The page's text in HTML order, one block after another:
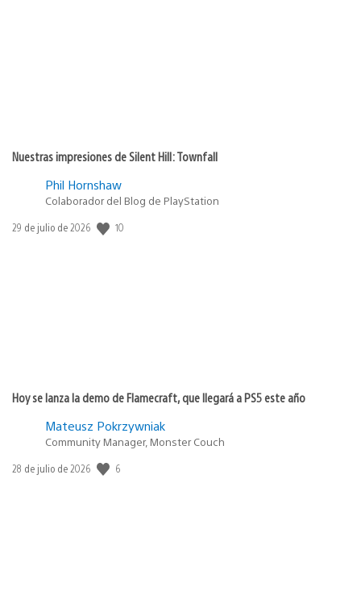
Nuestras impresiones de Silent Hill: Townfall
Phil Hornshaw
Colaborador del Blog de PlayStation
Fecha
29 de julio de 2026 10
Hoy se lanza la demo de Flamecraft, que llegará a PS5 este año
Mateusz Pokrzywniak
Community Manager, Monster Couch
Fecha
28 de julio de 2026 6